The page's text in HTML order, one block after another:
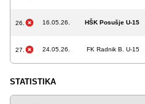
26. 16.05.26. HŠK Posušje U-15
27. 24.05.26. FK Radnik B. U-15
STATISTIKA